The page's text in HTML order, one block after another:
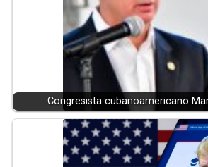
Congresista cubanoamericano